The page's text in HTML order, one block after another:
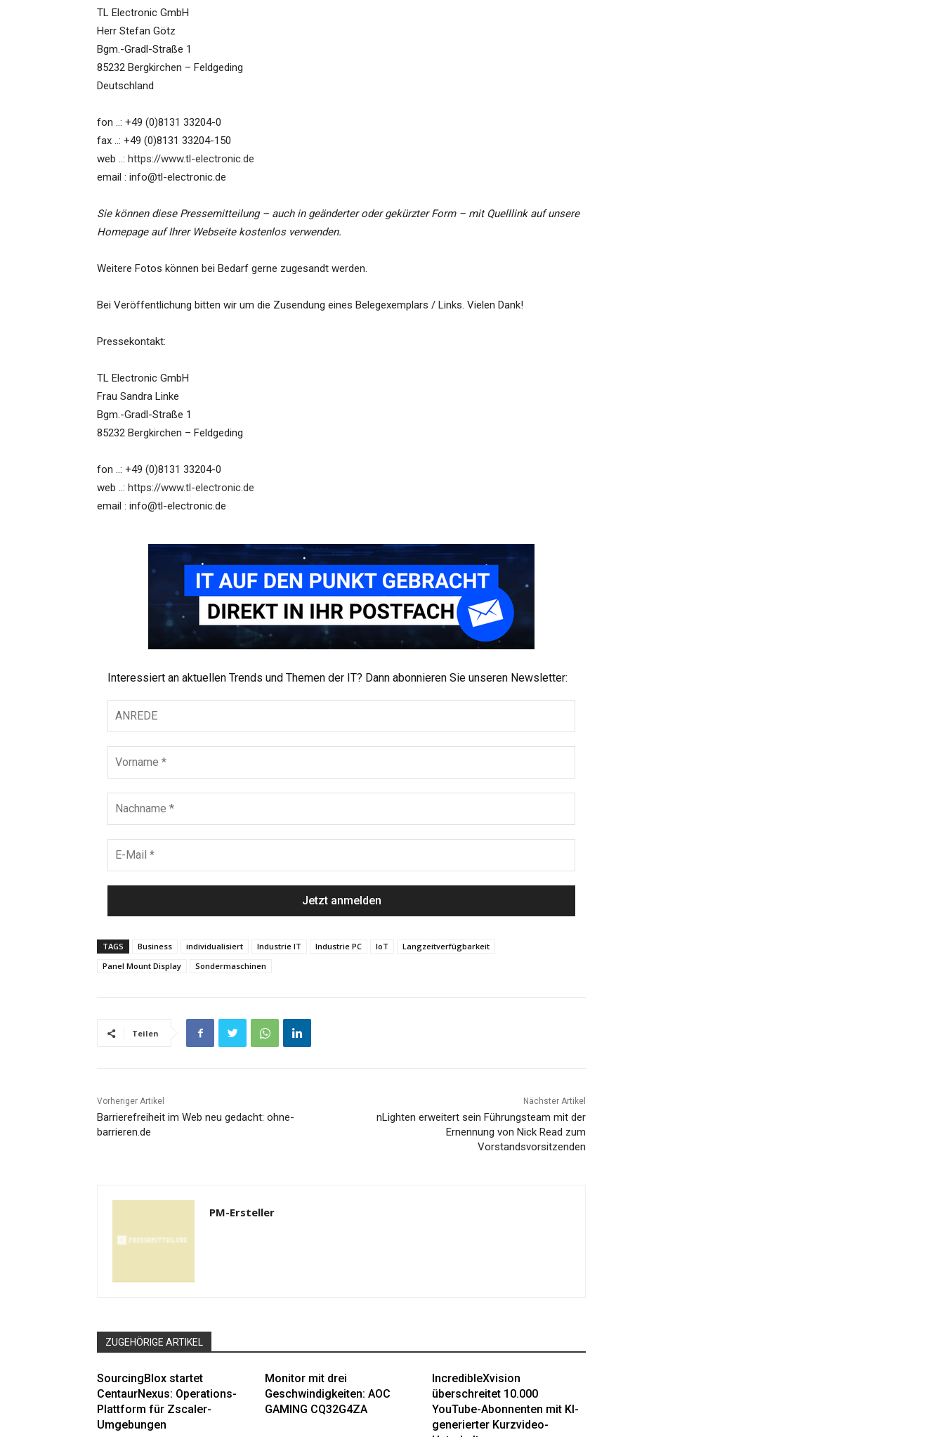
TL Electronic GmbH
Herr Stefan Götz
Bgm.-Gradl-Straße 1
85232 Bergkirchen – Feldgeding
Deutschland
fon ..: +49 (0)8131 33204-0
fax ..: +49 (0)8131 33204-150
web ..: https://www.tl-electronic.de
email : info@tl-electronic.de
Sie können diese Pressemitteilung – auch in geänderter oder gekürzter Form – mit Quelllink auf unsere
Homepage auf Ihrer Webseite kostenlos verwenden.
Weitere Fotos können bei Bedarf gerne zugesandt werden.
Bei Veröffentlichung bitten wir um die Zusendung eines Belegexemplars / Links. Vielen Dank!
Pressekontakt:
TL Electronic GmbH
Frau Sandra Linke
Bgm.-Gradl-Straße 1
85232 Bergkirchen – Feldgeding
fon ..: +49 (0)8131 33204-0
web ..: https://www.tl-electronic.de
email : info@tl-electronic.de
Interessiert an aktuellen Trends und Themen der IT? Dann abonnieren Sie unseren Newsletter:
TAGS Business individualisiert Industrie IT Industrie PC IoT
Langzeitverfügbarkeit
Panel Mount Display
Sondermaschinen
Teilen
Vorheriger Artikel
Barrierefreiheit im Web neu gedacht: ohne-
barrieren.de
Nächster Artikel
nLighten erweitert sein Führungsteam mit der
Ernennung von Nick Read zum
Vorstandsvorsitzenden
PM-Ersteller
ZUGEHÖRIGE ARTIKEL
SourcingBlox startet
CentaurNexus: Operations-
Plattform für Zscaler-
Umgebungen
Monitor mit drei
Geschwindigkeiten: AOC
GAMING CQ32G4ZA
IncredibleXvision
überschreitet 10.000
YouTube-Abonnenten mit KI-
generierter Kurzvideo-